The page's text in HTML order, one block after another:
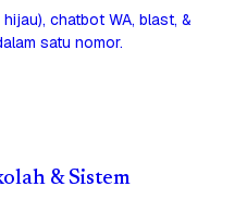
chatbot WA, blast, &
satu nomor.
& Sistem